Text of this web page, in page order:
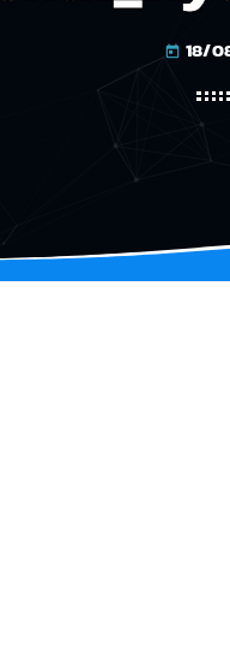
today 18/